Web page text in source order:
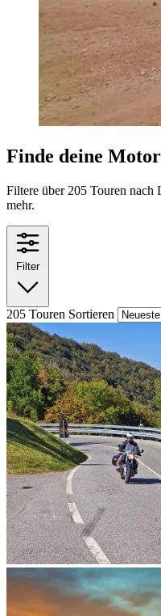
Finde deine
Filtere über 205 Touren nach
mehr.
Filter
205 Touren Sortieren